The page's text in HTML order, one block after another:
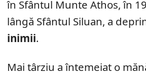
în Sfântul Munte Athos, în
lângă Sfântul Siluan, a
inimii.
Mai târziu a întemeiat o